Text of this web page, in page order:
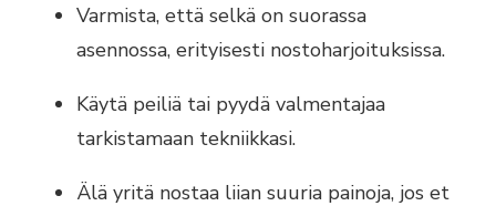
Varmista, että selkä on suorassa
asennossa, erityisesti nostoharjoituksissa.
Käytä peiliä tai pyydä valmentajaa
tarkistamaan tekniikkasi.
Älä yritä nostaa liian suuria painoja, jos et